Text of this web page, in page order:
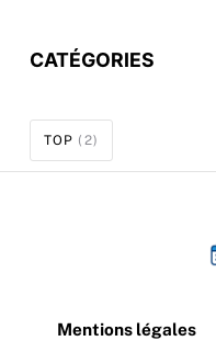
CATÉGORIES
TOP (2)
Mentions légales